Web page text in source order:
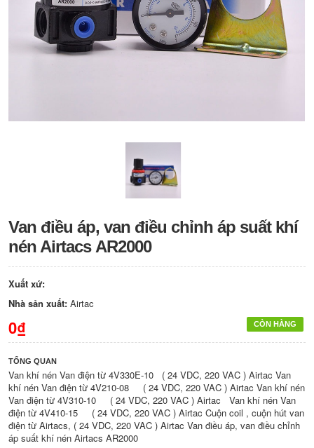
Van điều áp, van điều chỉnh áp suất khí
nén Airtacs AR2000
Xuất xứ:
Nhà sản xuất: Airtac
CÒN HÀNG
0₫
TỔNG QUAN
Van khí nén Van điện từ 4V330E-10 ( 24 VDC, 220 VAC ) Airtac Van
khí nén Van điện từ 4V210-08 ( 24 VDC, 220 VAC ) Airtac Van khí nén
Van điện từ 4V310-10 ( 24 VDC, 220 VAC ) Airtac Van khí nén Van
điện từ 4V410-15 ( 24 VDC, 220 VAC ) Airtac Cuộn coil , cuộn hút van
điện từ Airtacs, ( 24 VDC, 220 VAC ) Airtac Van điều áp, van điều chỉnh
áp suất khí nén Airtacs AR2000